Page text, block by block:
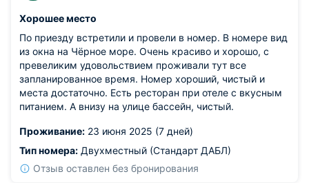
Хорошее место
По приезду встретили и провели в номер. В номере вид
из окна на Чёрное море. Очень красиво и хорошо, с
превеликим удовольствием проживали тут все
запланированное время. Номер хороший, чистый и
места достаточно. Есть ресторан при отеле с вкусным
питанием. А внизу на улице бассейн, чистый.
Проживание: 23 июня 2025 (7 дней)
Тип номера: Двухместный (Стандарт ДАБЛ)
Отзыв оставлен без бронирования